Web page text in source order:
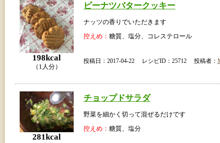
198kcal
（1人分）
ピーナツバタークッキー
ナッツの香りでいただきます
控えめ： 糖質、塩分、コレステロール
投稿日：2017-04-22 レシピID：25712 投稿者：
281kcal
チョップドサラダ
野菜を細かく切って混ぜるだけです
控えめ： 糖質、塩分